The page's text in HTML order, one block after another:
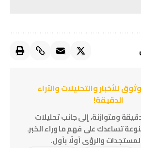
للأخبار والتحليلات والآراء
الدقيقة!
ومتوازنة، إلى جانب تحليلات
تساعدك على فهم ما وراء الخبر.
والرؤى أولًا بأول.